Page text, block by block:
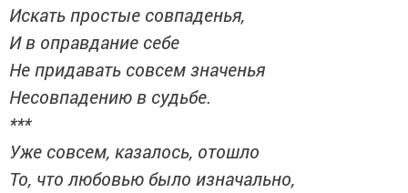
Искать простые совпаденья,
И в оправдание себе
Не придавать совсем значенья
Несовпадению в судьбе.
***
Уже совсем, казалось, отошло
То, что любовью было изначально,